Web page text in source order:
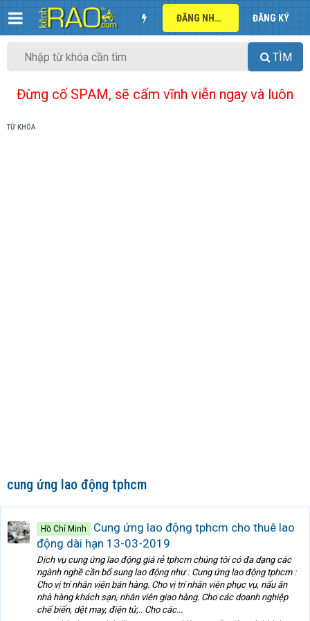
ĐĂNG NHẬP ĐĂNG KÝ
TÌM
Đừng cố SPAM, sẽ cấm vĩnh viễn ngay và luôn
TỪ KHÓA
cung ứng lao động tphcm
Hồ Chí Minh
Cung ứng lao động tphcm cho thuê lao
động dài hạn 13-03-2019
Dịch vụ cung ứng lao động giá rẻ tphcm chúng tôi có đa dạng các
ngành nghề cần bổ sung lao động như : Cung ứng lao động tphcm :
Cho vị trí nhân viên bán hàng. Cho vị trí nhân viên phục vụ, nấu ăn
nhà hàng khách sạn, nhân viên giao hàng. Cho các doanh nghiệp
chế biến, dệt may, điện tử,.. Cho các...